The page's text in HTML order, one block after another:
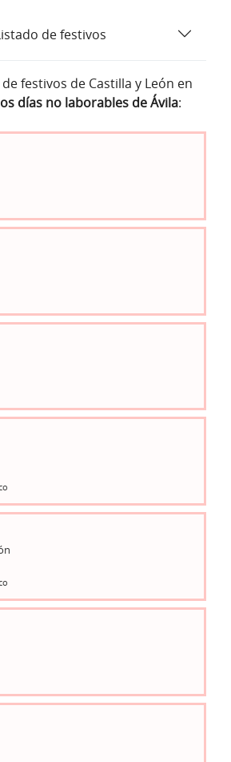
de festivos
festivos de Castilla y León en
días no laborables de Ávila: